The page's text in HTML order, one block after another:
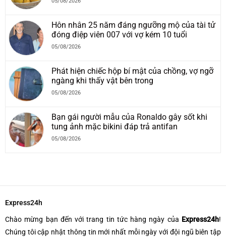
Hôn nhân 25 năm đáng ngưỡng mộ của tài tử
đóng điệp viên 007 với vợ kém 10 tuổi
05/08/2026
Phát hiện chiếc hộp bí mật của chồng, vợ ngỡ
ngàng khi thấy vật bên trong
05/08/2026
Bạn gái người mẫu của Ronaldo gây sốt khi
tung ảnh mặc bikini đáp trả antifan
05/08/2026
Express24h
Chào mừng bạn đến với trang tin tức hàng ngày của Express24h!
Chúng tôi cập nhật thông tin mới nhất mỗi ngày với đội ngũ biên tập